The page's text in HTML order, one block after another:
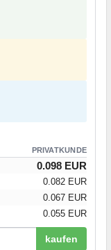
PRIVATKUNDE
0.098 EUR
0.082 EUR
0.067 EUR
0.055 EUR
kaufen